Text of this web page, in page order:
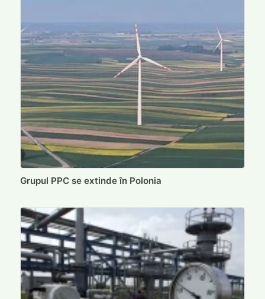
Grupul PPC se extinde în Polonia